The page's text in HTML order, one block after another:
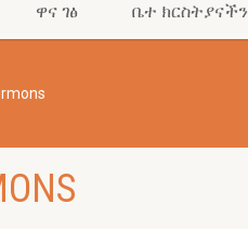
ዋና ገፅ ቤተ ክርስትያናችን